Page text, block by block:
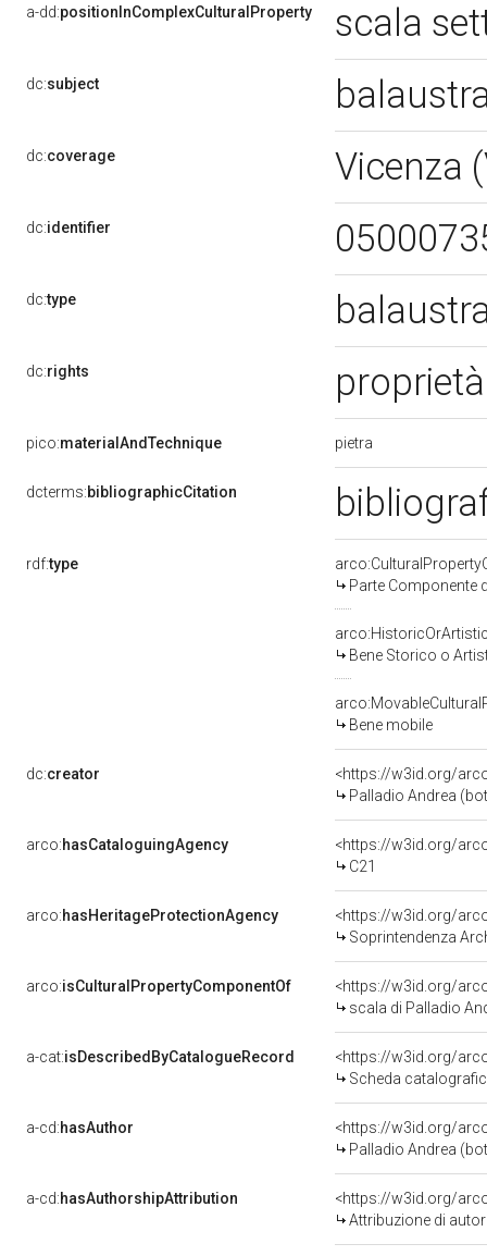
a-dd:positionInComplexCulturalProperty scala
dc:subject
dc:coverage Vicenza
dc:identifier
dc:type
dc:rights
pico:materialAndTechnique pietra
dcterms:bibliographicCitation
rdf:type
Parte Componente
Bene Storico o
Bene mobile
dc:creator
<https://w3id.org/
Palladio Andrea
arco:hasCataloguingAgency
<https://w3id.org/
C21
arco:hasHeritageProtectionAgency
<https://w3id.org/
Soprintendenza
arco:isCulturalPropertyComponentOf
<https://w3id.org/
scala di Palladio
a-cat:isDescribedByCatalogueRecord
<https://w3id.org/
Scheda
a-cd:hasAuthor
<https://w3id.org/
Palladio Andrea
a-cd:hasAuthorshipAttribution
<https://w3id.org/
Attribuzione di